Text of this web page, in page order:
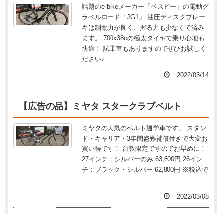
話題のe-bikeメーカー「ベスビー」の電動グ
ラベルロード「JG1」 油圧ディスクブレー
キは制動力が良く、握る力も少なくて済み
ます。 700x38cの極太タイヤで乗り心地も
快適！ 試乗車もありますのでぜひお試しく
ださい♪
2022/03/14
【広告の品】ミヤタ スタークラブベルト
ミヤタの人気のベルト通学車です。 スタン
ド・キャリア・3年間盗難補償付きで大変お
買い得です！ 台数限定ですのでお早めに！
27インチ：シルバーのみ 63,800円 26イン
チ：ブラック・シルバー 62,800円 ※税込で
…
2022/03/08